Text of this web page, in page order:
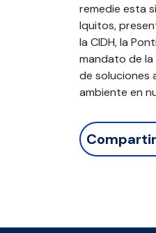
remedie esta
Iquitos,
la CIDH, la
mandato de la
de soluciones
ambiente en